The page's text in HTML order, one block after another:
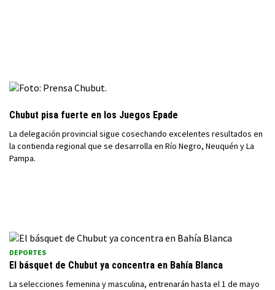
Chubut pisa fuerte en los Juegos Epade
La delegación provincial sigue cosechando excelentes resultados en
la contienda regional que se desarrolla en Río Negro, Neuquén y La
Pampa.
DEPORTES
El básquet de Chubut ya concentra en Bahía Blanca
La selecciones femenina y masculina, entrenarán hasta el 1 de mayo